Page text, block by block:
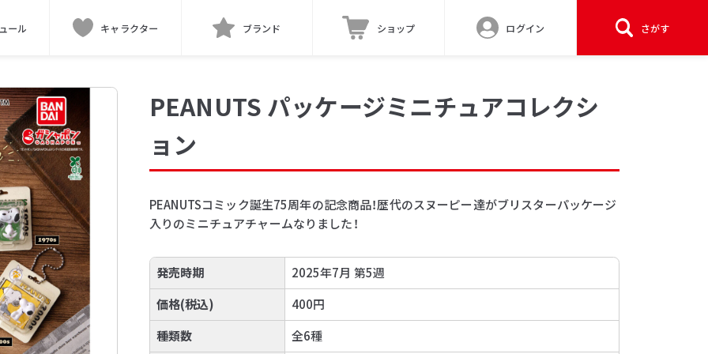
ール キャラクター ブランド ショップ ログイン さがす
PEANUTS パッケージミニチュアコレクシ
ョン
PEANUTSコミック誕生75周年の記念商品！歴代のスヌーピー達がブリスターパッケージ
入りのミニチュアチャームなりました！
発売時期
2025年7月 第5週
価格(税込)
400円
種類数
全6種